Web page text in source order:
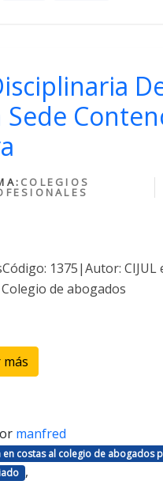
Sede
COLEGIOS
1375|Autor: CIJUL
de abogados
manfred
costas al colegio de abogados
,